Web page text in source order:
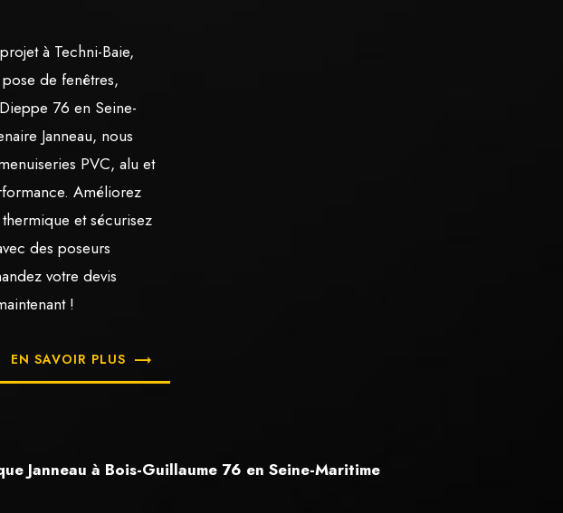
à Techni-Baie,
de fenêtres,
76 en Seine-
Janneau, nous
PVC, alu et
Améliorez
et sécurisez
des poseurs
votre devis
!
EN SAVOIR PLUS
Janneau à Bois-Guillaume 76 en Seine-Maritime